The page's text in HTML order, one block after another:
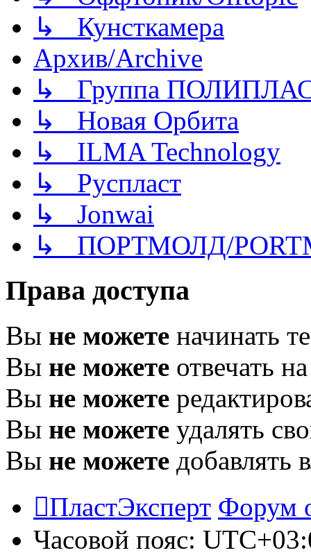
↳ Кунсткамера
Архив/Archive
↳ Группа
↳ Новая Орбита
↳ ILMA Technology
↳ Руспласт
↳ Jonwai
↳ ПОРТМОЛД/
Права доступа
Вы не можете начинать
Вы не можете отвечать
Вы не можете
Вы не можете удалять
Вы не можете добавлять
ПластЭксперт Форум
Часовой пояс: